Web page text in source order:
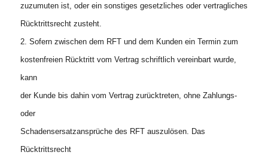
zuzumuten ist, oder ein sonstiges gesetzliches oder vertragliches
Rücktrittsrecht zusteht.
2. Sofern zwischen dem RFT und dem Kunden ein Termin zum
kostenfreien Rücktritt vom Vertrag schriftlich vereinbart wurde,
kann
der Kunde bis dahin vom Vertrag zurücktreten, ohne Zahlungs-
oder
Schadensersatzansprüche des RFT auszulösen. Das
Rücktrittsrecht